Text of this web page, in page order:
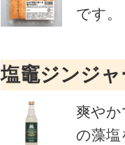
です。
塩竈ジンジ
爽や
の藻